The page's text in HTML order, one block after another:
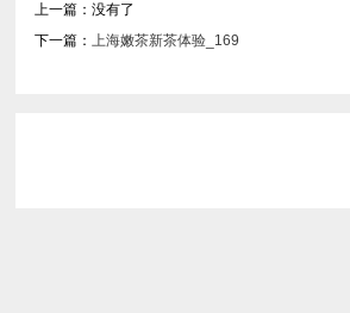
上一篇：没有了
下一篇： 上海嫩茶新茶体验_169